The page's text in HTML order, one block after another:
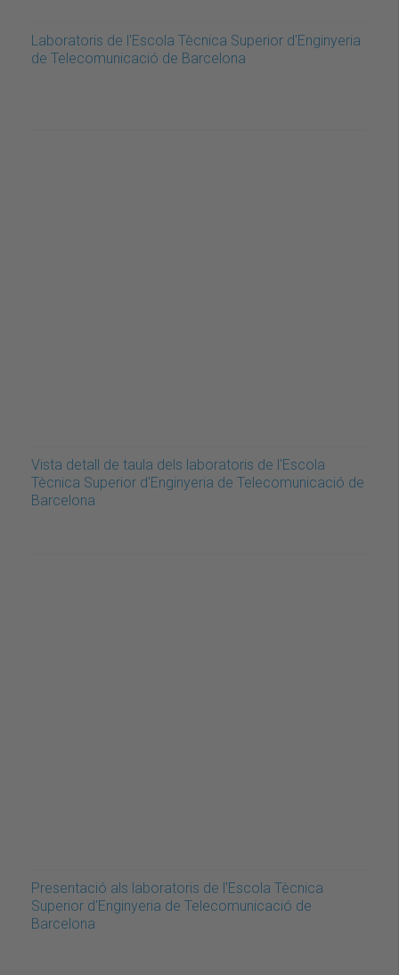
Laboratoris de l'Escola Tècnica Superior d'Enginyeria
de Telecomunicació de Barcelona
Vista detall de taula dels laboratoris de l'Escola
Tècnica Superior d'Enginyeria de Telecomunicació de
Barcelona
Presentació als laboratoris de l'Escola Tècnica
Superior d'Enginyeria de Telecomunicació de
Barcelona